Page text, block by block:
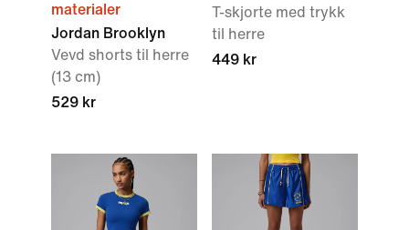
materialer
Jordan Brooklyn
Vevd shorts til herre
(13 cm)
529 kr
T-skjorte med trykk
til herre
449 kr